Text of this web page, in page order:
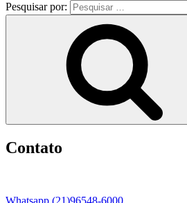
Pesquisar por:
Contato
Whatsapp (21)96548-6000